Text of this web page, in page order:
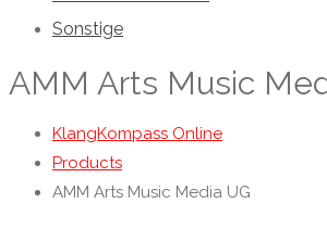
Sonstige
AMM Arts Music
KlangKompass Online
Products
AMM Arts Music Media UG